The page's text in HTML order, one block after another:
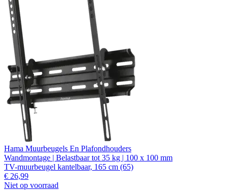
Hama Muurbeugels En Plafondhouders
Wandmontage | Belastbaar tot 35 kg | 100 x 100 mm
TV-muurbeugel kantelbaar, 165 cm (65)
€ 26,99
Niet op voorraad